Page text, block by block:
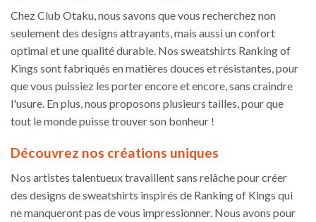
Chez Club Otaku, nous savons que vous recherchez non
seulement des designs attrayants, mais aussi un confort
optimal et une qualité durable. Nos sweatshirts Ranking of
Kings sont fabriqués en matières douces et résistantes, pour
que vous puissiez les porter encore et encore, sans craindre
l'usure. En plus, nous proposons plusieurs tailles, pour que
tout le monde puisse trouver son bonheur !
Découvrez nos créations uniques
Nos artistes talentueux travaillent sans relâche pour créer
des designs de sweatshirts inspirés de Ranking of Kings qui
ne manqueront pas de vous impressionner. Nous avons pour